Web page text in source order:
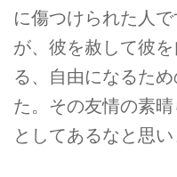
に傷つけられた人
が、彼を赦して彼
る、自由になるた
た。その友情の素
としてあるなと思い